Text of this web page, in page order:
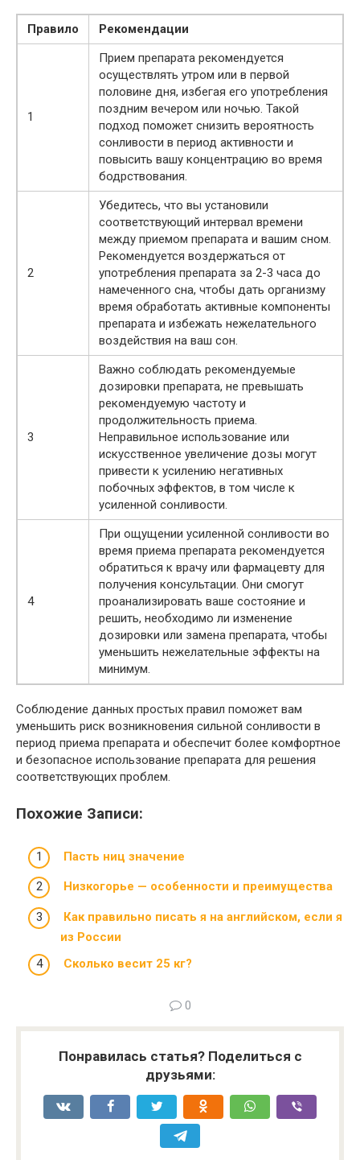
Правило Рекомендации
1
Прием препарата рекомендуется
осуществлять утром или в первой
половине дня, избегая его употребления
поздним вечером или ночью. Такой
подход поможет снизить вероятность
сонливости в период активности и
повысить вашу концентрацию во время
бодрствования.
2
Убедитесь, что вы установили
соответствующий интервал времени
между приемом препарата и вашим сном.
Рекомендуется воздержаться от
употребления препарата за 2-3 часа до
намеченного сна, чтобы дать организму
время обработать активные компоненты
препарата и избежать нежелательного
воздействия на ваш сон.
3
Важно соблюдать рекомендуемые
дозировки препарата, не превышать
рекомендуемую частоту и
продолжительность приема.
Неправильное использование или
искусственное увеличение дозы могут
привести к усилению негативных
побочных эффектов, в том числе к
усиленной сонливости.
4
При ощущении усиленной сонливости во
время приема препарата рекомендуется
обратиться к врачу или фармацевту для
получения консультации. Они смогут
проанализировать ваше состояние и
решить, необходимо ли изменение
дозировки или замена препарата, чтобы
уменьшить нежелательные эффекты на
минимум.
Соблюдение данных простых правил поможет вам
уменьшить риск возникновения сильной сонливости в
период приема препарата и обеспечит более комфортное
и безопасное использование препарата для решения
соответствующих проблем.
Похожие Записи:
Пасть ниц значение
Низкогорье — особенности и преимущества
Как правильно писать я на английском, если я
из России
Сколько весит 25 кг?
0
Понравилась статья? Поделиться с
друзьями: